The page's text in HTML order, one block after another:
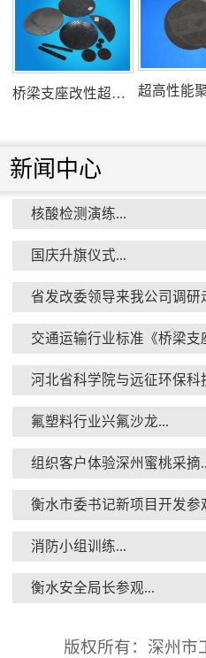
组织客户体验深州
衡水市委书记新项
消防小组训练...
桥梁支座改性超高分子量聚乙烯滑板
新闻中心
核酸检测演练...
国庆升旗仪式...
省发改委领导来我公司调研
氟塑料行业兴氟沙龙...
组织客户体验深州蜜桃采摘
衡水市委书记新项目开发参
消防小组训练...
衡水安全局长参观...
版权所有：深州市